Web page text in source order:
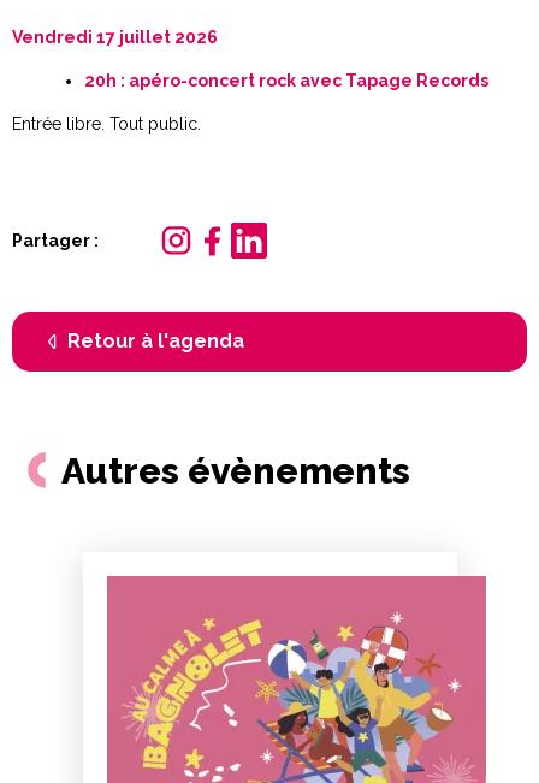
Vendredi 17 juillet 2026
20h : apéro-concert rock avec Tapage Records
Entrée libre. Tout public.
Partager :
Retour à l'agenda
Autres évènements